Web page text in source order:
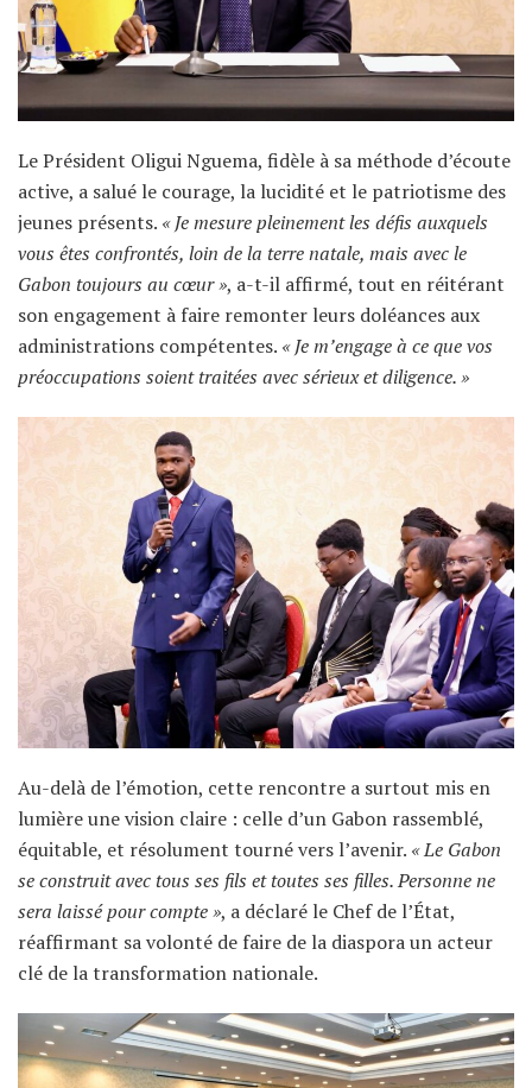
Le Président Oligui Nguema, fidèle à sa méthode d’écoute
active, a salué le courage, la lucidité et le patriotisme des
jeunes présents. « Je mesure pleinement les défis auxquels
vous êtes confrontés, loin de la terre natale, mais avec le
Gabon toujours au cœur », a-t-il affirmé, tout en réitérant
son engagement à faire remonter leurs doléances aux
administrations compétentes. « Je m’engage à ce que vos
préoccupations soient traitées avec sérieux et diligence. »
Au-delà de l’émotion, cette rencontre a surtout mis en
lumière une vision claire : celle d’un Gabon rassemblé,
équitable, et résolument tourné vers l’avenir. « Le Gabon
se construit avec tous ses fils et toutes ses filles. Personne ne
sera laissé pour compte », a déclaré le Chef de l’État,
réaffirmant sa volonté de faire de la diaspora un acteur
clé de la transformation nationale.